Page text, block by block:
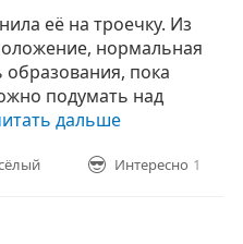
её на троечку. Из
нормальная
образования, пока
подумать над
дальше
Интересно 1